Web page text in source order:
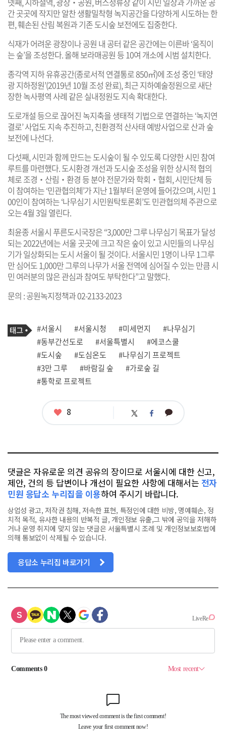
간 곳곳에 작지만 알찬 생활밀착형 녹지공간을 다양하게 시도하는 한
편, 훼손된 산림 복원과 기존 도시숲 보전에도 집중한다.
식재가 어려운 광장이나 공원 내 공터 같은 공간에는 이른바 ‘움직이
는 숲’을 조성한다. 올해 보라매공원 등 10여 개소에 시범 설치한다.
종각역 지하 유휴공간(종로서적 연결통로 850㎡)에 조성 중인 ‘태양
광 지하정원’(2019년 10월 조성 완료), 최근 지하예술정원으로 새단
장한 녹사평역 사례 같은 실내정원도 지속 확대한다.
도로개설 등으로 끊어진 녹지축을 생태적 기법으로 연결하는 ‘녹지연
결로’ 사업도 지속 추진하고, 친환경적 산사태 예방사업으로 산과 숲
보전에 나선다.
다섯째, 시민과 함께 만드는 도시숲이 될 수 있도록 다양한 시민 참여
루트를 마련했다. 도시환경 개선과 도시숲 조성을 위한 상시적 협의
체로 조경‧산림‧환경 등 분야 전문가와 학회‧협회, 시민단체 등
이 참여하는 ‘민관협의체’가 지난 1월부터 운영에 들어갔으며, 시민 1
00인이 참여하는 ‘나무심기 시민원탁토론회’도 민관협의체 주관으로
오는 4월 3일 열린다.
최윤종 서울시 푸른도시국장은 “3,000만 그루 나무심기 목표가 달성
되는 2022년에는 서울 곳곳에 크고 작은 숲이 있고 시민들의 나무심
기가 일상화되는 도시 서울이 될 것이다. 서울시민 1명이 나무 1그루
만 심어도 1,000만 그루의 나무가 서울 전역에 심어질 수 있는 만큼 시
민 여러분의 많은 관심과 참여도 부탁한다”고 말했다.
문의 : 공원녹지정책과 02-2133-2023
기
사
관
련
태
그
태
그
#서울시 #서울시청 #미세먼지
#나무심기
#동부간선도로
#서울특별시
#에코스쿨
#도시숲
#도심온도
#나무심기 프로젝트
#3만 그루
#바람길 숲
#가로숲 길
#통학로 프로젝트
좋
8 트 페 카
댓글은 자유로운 의견 공유의 장이므로 서울시에 대한 신고,
제안, 건의 등 답변이나 개선이 필요한 사항에 대해서는 전자
민원 응답소 누리집을 이용하여 주시기 바랍니다.
상업성 광고, 저작권 침해, 저속한 표현, 특정인에 대한 비방, 명예훼손, 정
치적 목적, 유사한 내용의 반복적 글, 개인정보 유출,그 밖에 공익을 저해하
거나 운영 취지에 맞지 않는 댓글은 서울특별시 조례 및 개인정보보호법에
의해 통보없이 삭제될 수 있습니다.
응답소 누리집 바로가기